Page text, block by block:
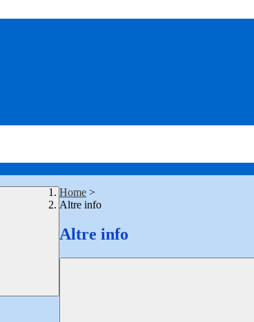
Home >
Altre info
Altre info